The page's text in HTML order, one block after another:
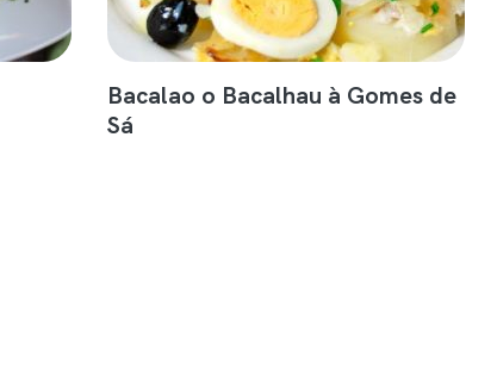
Bacalao o Bacalhau à Gomes de
Sá